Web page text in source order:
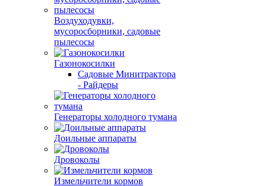
Воздуходувки,
мусоросборники, cадовые
пылесосы
Газонокосилки
Садовые Минитрактора
- Райдеры
Генераторы холодного тумана
Доильные аппараты
Дровоколы
Измельчители кормов